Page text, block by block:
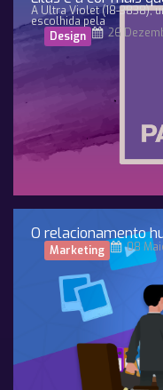
A Ultra Violet (18-3838),
escolhida pela
Design
26
O relacionamento
Marketing 08